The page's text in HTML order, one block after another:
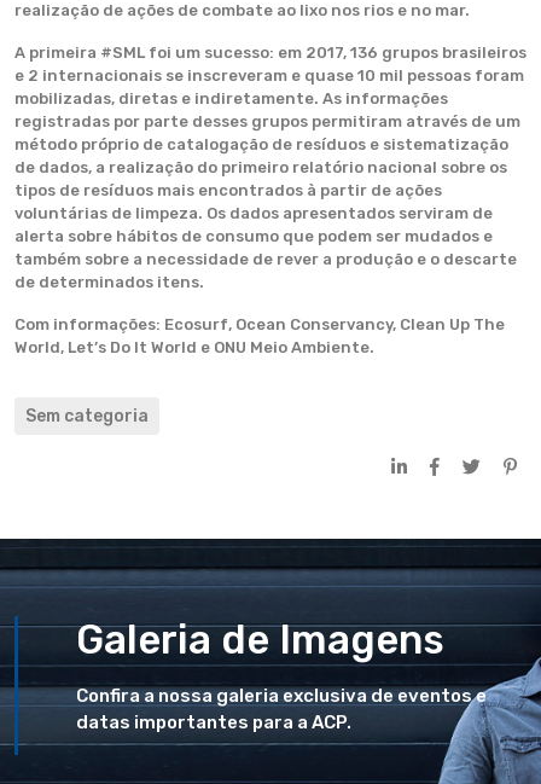
realização de ações de combate ao lixo nos rios e no mar.
A primeira #SML foi um sucesso: em 2017, 136 grupos brasileiros
e 2 internacionais se inscreveram e quase 10 mil pessoas foram
mobilizadas, diretas e indiretamente. As informações
registradas por parte desses grupos permitiram através de um
método próprio de catalogação de resíduos e sistematização
de dados, a realização do primeiro relatório nacional sobre os
tipos de resíduos mais encontrados à partir de ações
voluntárias de limpeza. Os dados apresentados serviram de
alerta sobre hábitos de consumo que podem ser mudados e
também sobre a necessidade de rever a produção e o descarte
de determinados itens.
Com informações: Ecosurf, Ocean Conservancy, Clean Up The
World, Let’s Do It World e ONU Meio Ambiente.
Sem categoria
Galeria de Imagens
Confira a nossa galeria exclusiva de eventos e
datas importantes para a ACP.